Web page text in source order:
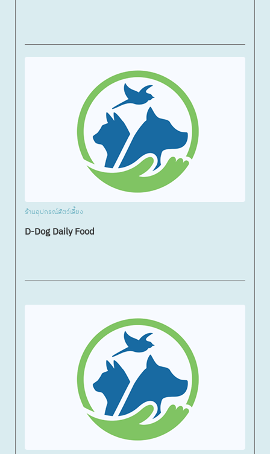
ร้านอุปกรณ์สัตว์เลี้ยง
D-Dog Daily Food